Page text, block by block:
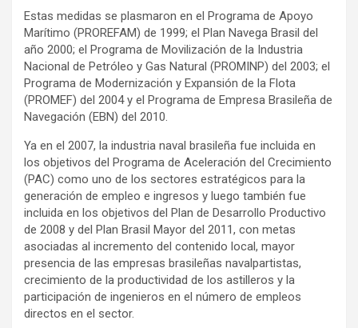
Estas medidas se plasmaron en el Programa de Apoyo
Marítimo (PROREFAM) de 1999; el Plan Navega Brasil del
año 2000; el Programa de Movilización de la Industria
Nacional de Petróleo y Gas Natural (PROMINP) del 2003; el
Programa de Modernización y Expansión de la Flota
(PROMEF) del 2004 y el Programa de Empresa Brasileña de
Navegación (EBN) del 2010.
Ya en el 2007, la industria naval brasileña fue incluida en
los objetivos del Programa de Aceleración del Crecimiento
(PAC) como uno de los sectores estratégicos para la
generación de empleo e ingresos y luego también fue
incluida en los objetivos del Plan de Desarrollo Productivo
de 2008 y del Plan Brasil Mayor del 2011, con metas
asociadas al incremento del contenido local, mayor
presencia de las empresas brasileñas navalpartistas,
crecimiento de la productividad de los astilleros y la
participación de ingenieros en el número de empleos
directos en el sector.